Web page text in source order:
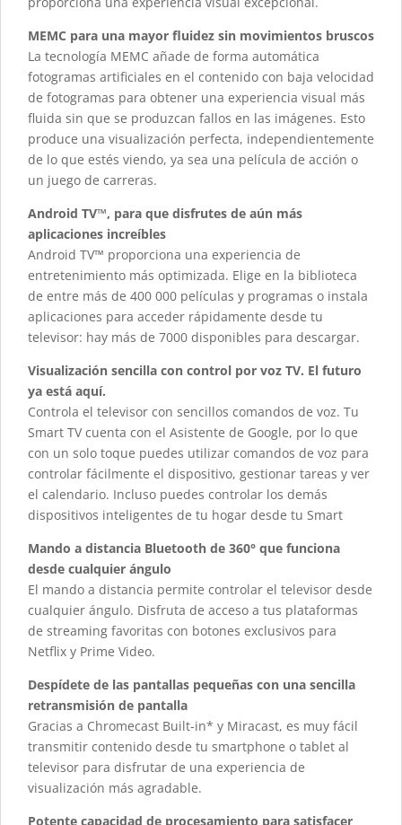
MEMC para una mayor fluidez sin movimientos bruscos
La tecnología MEMC añade de forma automática
fotogramas artificiales en el contenido con baja velocidad
de fotogramas para obtener una experiencia visual más
fluida sin que se produzcan fallos en las imágenes. Esto
produce una visualización perfecta, independientemente
de lo que estés viendo, ya sea una película de acción o
un juego de carreras.
Android TV™, para que disfrutes de aún más
aplicaciones increíbles
Android TV™ proporciona una experiencia de
entretenimiento más optimizada. Elige en la biblioteca
de entre más de 400 000 películas y programas o instala
aplicaciones para acceder rápidamente desde tu
televisor: hay más de 7000 disponibles para descargar.
Visualización sencilla con control por voz TV. El futuro
ya está aquí.
Controla el televisor con sencillos comandos de voz. Tu
Smart TV cuenta con el Asistente de Google, por lo que
con un solo toque puedes utilizar comandos de voz para
controlar fácilmente el dispositivo, gestionar tareas y ver
el calendario. Incluso puedes controlar los demás
dispositivos inteligentes de tu hogar desde tu Smart
Mando a distancia Bluetooth de 360° que funciona
desde cualquier ángulo
El mando a distancia permite controlar el televisor desde
cualquier ángulo. Disfruta de acceso a tus plataformas
de streaming favoritas con botones exclusivos para
Netflix y Prime Video.
Despídete de las pantallas pequeñas con una sencilla
retransmisión de pantalla
Gracias a Chromecast Built-in* y Miracast, es muy fácil
transmitir contenido desde tu smartphone o tablet al
televisor para disfrutar de una experiencia de
visualización más agradable.
Potente capacidad de procesamiento para satisfacer